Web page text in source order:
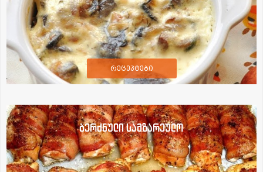
რეცეპტები
ბერძნული სამზარეულო